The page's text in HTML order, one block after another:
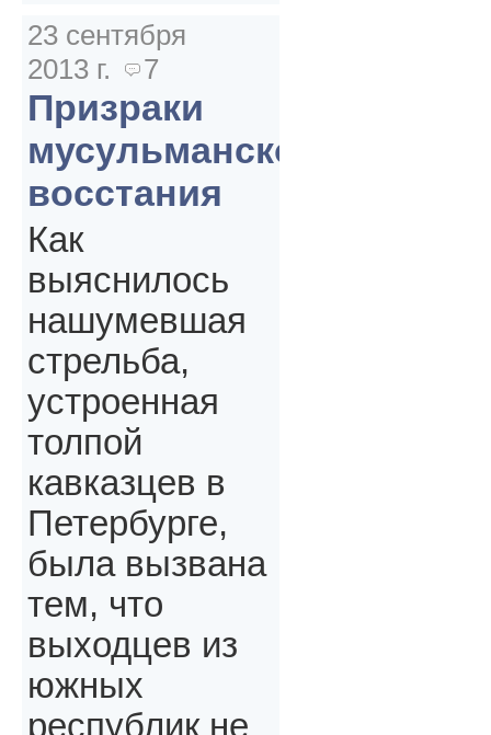
23 сентября
2013 г.
7
Призраки
мусульманского
восстания
Как
выяснилось
нашумевшая
стрельба,
устроенная
толпой
кавказцев в
Петербурге,
была вызвана
тем, что
выходцев из
южных
республик не